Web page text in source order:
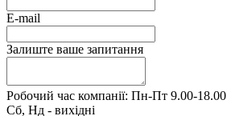
E-mail
Залиште ваше запитання
Робочий час компанії: Пн-Пт 9.00-18.00
Сб, Нд - вихідні